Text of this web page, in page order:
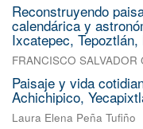
Reconstruyendo
calendárica y
Ixcatepec, Tepoztlán,
FRANCISCO
Paisaje y vida
Achichipico,
Laura Elena Peña Tufiño